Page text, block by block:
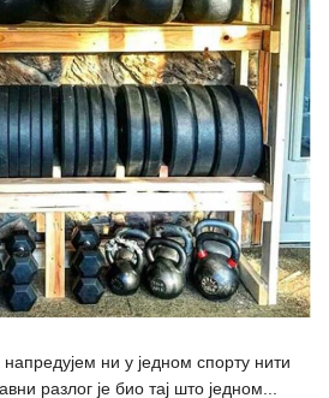
ни у једном спорту нити
разлог је био тај што једном...